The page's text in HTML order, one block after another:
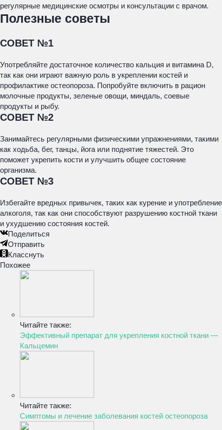
регулярные медицинские осмотры и консультации с врачом.
Полезные советы
СОВЕТ №1
Употребляйте достаточное количество кальция и витамина D,
так как они играют важную роль в укреплении костей и
профилактике остеопороза. Попробуйте включить в рацион
молочные продукты, зеленые овощи, миндаль, соевые
продукты и рыбу.
СОВЕТ №2
Занимайтесь регулярными физическими упражнениями, такими
как ходьба, бег, танцы, йога или поднятие тяжестей. Это
поможет укрепить кости и улучшить общее состояние
организма.
СОВЕТ №3
Избегайте вредных привычек, таких как курение и употребление
алкоголя, так как они способствуют разрушению костной ткани
и ухудшению состояния костей.
Поделиться
Отправить
Класснуть
Похожее
Читайте также:
Эффективный препарат для укрепления костной ткани —
Кальцемин
Читайте также:
Симптомы и лечение заболевания костей остеопороза